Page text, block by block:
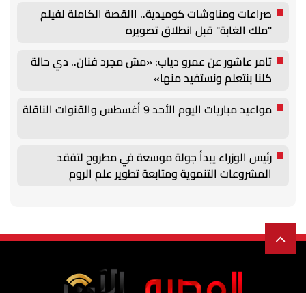
صراعات ومناوشات كوميدية.. االقصة الكاملة لفيلم
"ملك الغابة" قبل انطلاق تصويره
تامر عاشور عن عمرو دياب: «مش مجرد فنان.. دي حالة
كلنا بنتعلم ونستفيد منها»
مواعيد مباريات اليوم الأحد 9 أغسطس والقنوات الناقلة
رئيس الوزراء يبدأ جولة موسعة في مطروح لتفقد
المشروعات التنموية ومتابعة تطوير علم الروم